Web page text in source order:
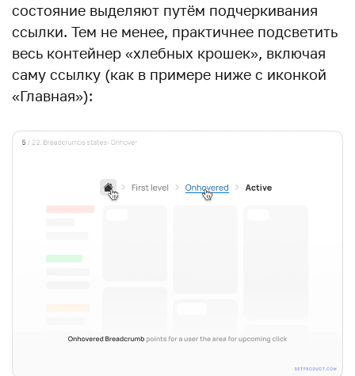
состояние выделяют путём подчеркивания
ссылки. Тем не менее, практичнее подсветить
весь контейнер «хлебных крошек», включая
саму ссылку (как в примере ниже с иконкой
«Главная»):